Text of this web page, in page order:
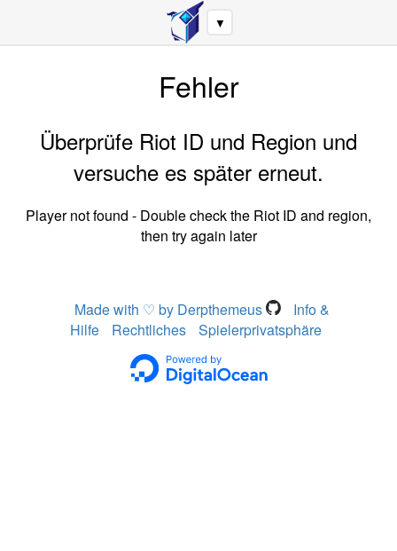
▼
Fehler
Überprüfe Riot ID und Region und
versuche es später erneut.
Player not found - Double check the Riot ID and region,
then try again later
Made with ♡ by Derpthemeus
Info &
Hilfe
Rechtliches Spielerprivatsphäre